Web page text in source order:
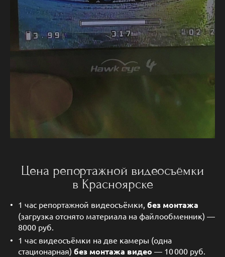
Цена репортажной видеосъёмки
в Красноярске
1 час репортажной видеосъёмки, без монтажа
(загрузка отснято материала на файлообменник) —
8000 руб.
1 час видеосъёмки на две камеры (одна
стационарная) без монтажа видео — 10 000 руб.